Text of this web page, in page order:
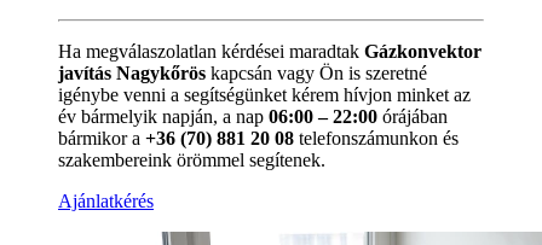
Ha megválaszolatlan kérdései maradtak Gázkonvektor
javítás Nagykőrös kapcsán vagy Ön is szeretné
igénybe venni a segítségünket kérem hívjon minket az
év bármelyik napján, a nap 06:00 – 22:00 órájában
bármikor a +36 (70) 881 20 08 telefonszámunkon és
szakembereink örömmel segítenek.
Ajánlatkérés